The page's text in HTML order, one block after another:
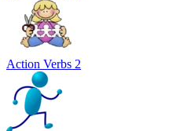
Action Verbs 2